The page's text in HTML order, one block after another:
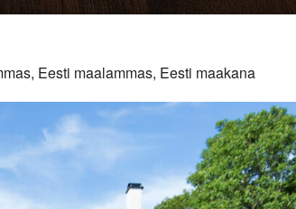
Eesti maalammas, Eesti maakana